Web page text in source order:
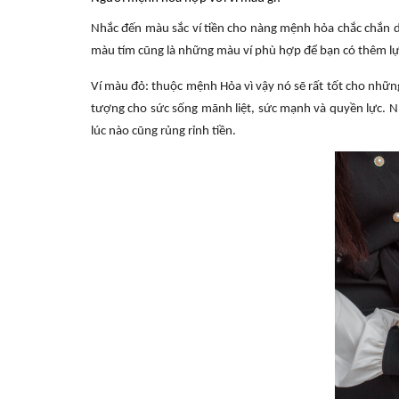
Nhắc đến màu sắc ví tiền cho nàng mệnh hỏa chắc
màu tím cũng là những màu ví phù hợp để bạn có thêm
Ví màu đỏ: thuộc mệnh Hỏa vì vậy nó sẽ rất tốt cho
tượng cho sức sống mãnh liệt, sức mạnh và quyền lực.
lúc nào cũng rủng rỉnh tiền.